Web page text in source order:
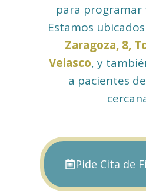
para programar
Estamos
Zaragoza, 8,
Velasco, y
a pacientes
Pide Cita de